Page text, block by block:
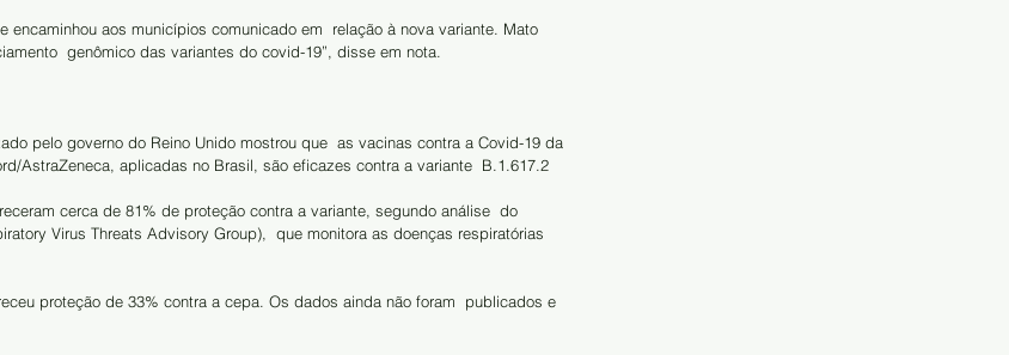
encaminhou aos municípios comunicado em  relação à nova variante. Mato
genômico das variantes do covid-19”, disse em nota.
pelo governo do Reino Unido mostrou que  as vacinas contra a Covid-19 da
AstraZeneca, aplicadas no Brasil, são eficazes contra a variante  B.1.617.2
cerca de 81% de proteção contra a variante, segundo análise  do
Virus Threats Advisory Group),  que monitora as doenças respiratórias
proteção de 33% contra a cepa. Os dados ainda não foram  publicados e